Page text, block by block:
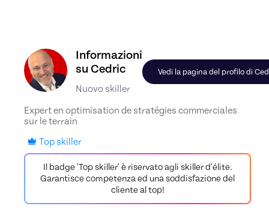
Scopri il profilo di Cedric, Skiller in Stratégie de
Informazioni
su Cedric
Nuovo skiller
Vedi la pagina del profilo di
Expert en optimisation de stratégies commerciales
sur le terrain
Top skiller
Il badge 'Top skiller' è riservato agli skiller d'élite.
Garantisce competenza ed una soddisfazione del
cliente al top!